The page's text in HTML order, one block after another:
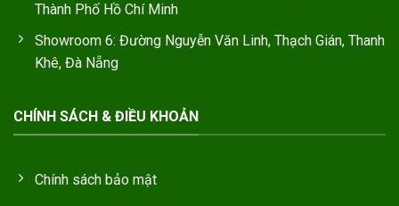
Thành Phố Hồ Chí Minh
Showroom 6: Đường Nguyễn Văn Linh, Thạch Gián, Thanh
Khê, Đà Nẵng
CHÍNH SÁCH & ĐIỀU KHOẢN
Chính sách bảo mật